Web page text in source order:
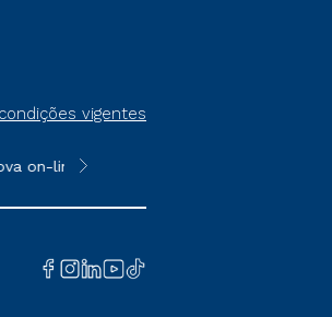
vigentes
line ou agendada, que ofertam
**Semipresencial é um formato do